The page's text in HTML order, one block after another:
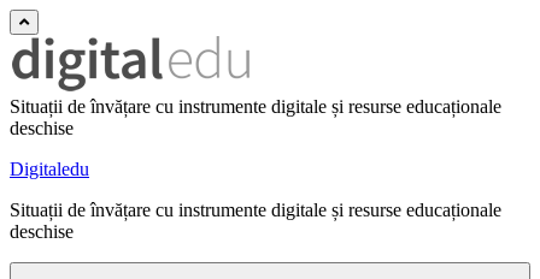
Situații de învățare cu instrumente digitale și resurse educaționale
deschise
Digitaledu
Situații de învățare cu instrumente digitale și resurse educaționale
deschise